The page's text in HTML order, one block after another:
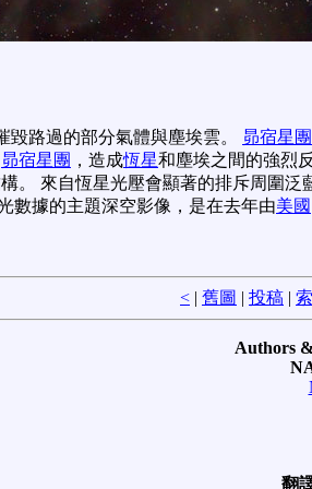
毀路過的部分氣體與塵埃雲。 昴宿星團
昴宿星團 ，造成恆星和塵埃之間的強烈
。 來自恆星光壓會顯著的排斥周圍泛
數據的主題深空影像，是在去年由美國
< | 舊圖 | 投稿 | 索
Authors
翻